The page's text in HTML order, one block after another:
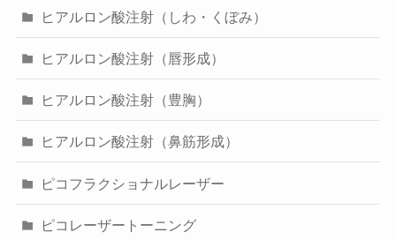
ヒアルロン酸注射（しわ・くぼみ）
ヒアルロン酸注射（唇形成）
ヒアルロン酸注射（豊胸）
ヒアルロン酸注射（鼻筋形成）
ピコフラクショナルレーザー
ピコレーザートーニング